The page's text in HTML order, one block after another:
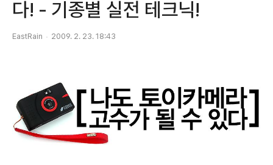
다! - 기종별 실전 테크닉!
EastRain 2009. 2. 23. 18:43